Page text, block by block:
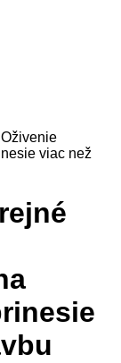
viac než